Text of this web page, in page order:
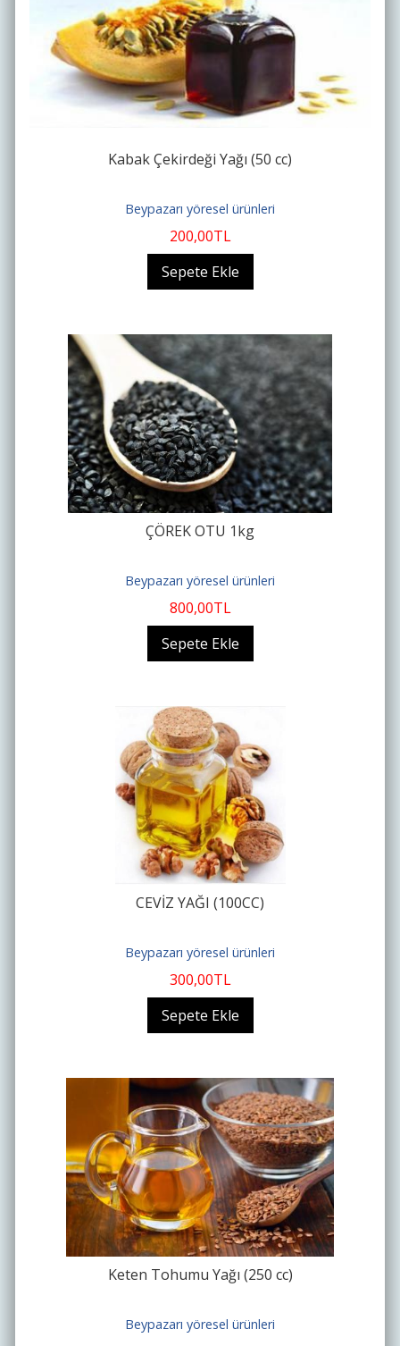
Kabak Çekirdeği Yağı (50 cc)
Beypazarı yöresel ürünleri
200,00TL
Sepete Ekle
ÇÖREK OTU 1kg
Beypazarı yöresel ürünleri
800,00TL
Sepete Ekle
CEVİZ YAĞI (100CC)
Beypazarı yöresel ürünleri
300,00TL
Sepete Ekle
Keten Tohumu Yağı (250 cc)
Beypazarı yöresel ürünleri